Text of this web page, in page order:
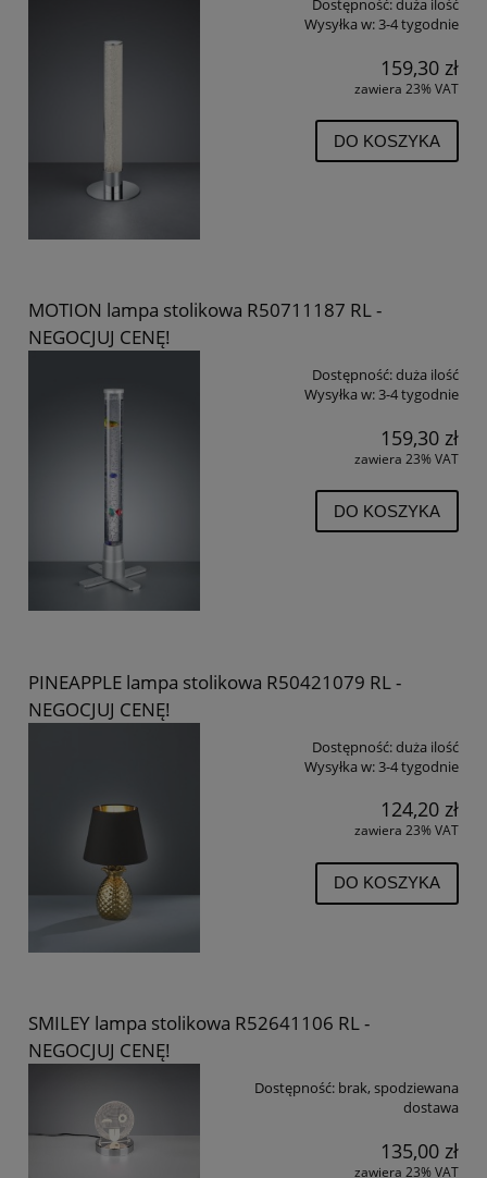
Dostępność:duża ilość
Wysyłka w:3-4 tygodnie
159,30 zł
zawiera 23% VAT
DO KOSZYKA
MOTION lampa stolikowa R50711187 RL -
NEGOCJUJ CENĘ!
Dostępność:duża ilość
Wysyłka w:3-4 tygodnie
159,30 zł
zawiera 23% VAT
DO KOSZYKA
PINEAPPLE lampa stolikowa R50421079 RL -
NEGOCJUJ CENĘ!
Dostępność:duża ilość
Wysyłka w:3-4 tygodnie
124,20 zł
zawiera 23% VAT
DO KOSZYKA
SMILEY lampa stolikowa R52641106 RL -
NEGOCJUJ CENĘ!
Dostępność: brak, spodziewana
dostawa
135,00 zł
zawiera 23% VAT